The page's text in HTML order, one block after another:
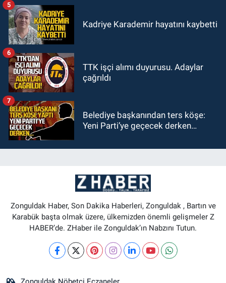
Kadriye Karademir hayatını kaybetti
5
TTK işçi alımı duyurusu. Adaylar
çağrıldı
6
Belediye başkanından ters köşe:
Yeni Parti’ye geçecek derken…
7
Zonguldak Haber, Son Dakika Haberleri, Zonguldak , Bartın ve
Karabük başta olmak üzere, ülkemizden önemli gelişmeler Z
HABER’de. ZHaber ile Zonguldak’ın Nabzını Tutun.